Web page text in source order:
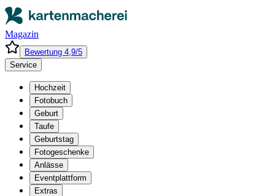
Magazin
Bewertung 4,9/5
Service
Hochzeit
Fotobuch
Geburt
Taufe
Geburtstag
Fotogeschenke
Anlässe
Eventplattform
Extras